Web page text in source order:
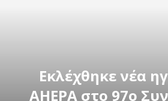
Εκλέχθηκε νέα
ΑΗΕΡΑ στο 97ο